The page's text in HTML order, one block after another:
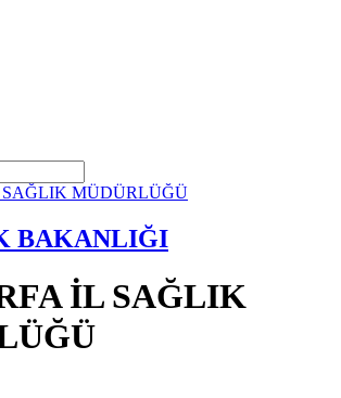
BAKANLIĞI
İL SAĞLIK